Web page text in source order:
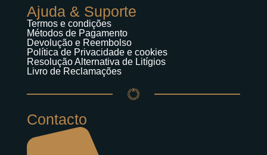
Ajuda & Suporte
Termos e condições
Métodos de Pagamento
Devolução e Reembolso
Política de Privacidade e cookies
Resolução Alternativa de Litígios
Livro de Reclamações
Contacto